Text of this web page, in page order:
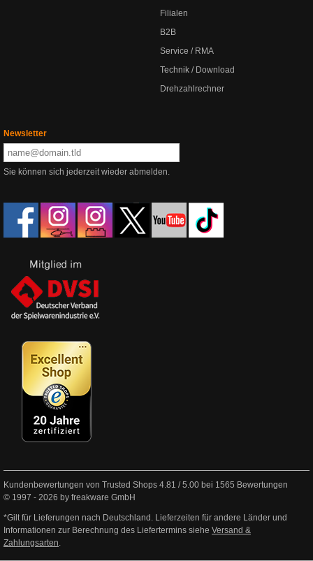
Filialen
B2B
Service / RMA
Technik / Download
Drehzahlrechner
Newsletter
Sie können sich jederzeit wieder abmelden.
Kundenbewertungen von Trusted Shops 4.81 /5.00 bei 1565 Bewertungen
© 1997 - 2026 by freakware GmbH
*Gilt für Lieferungen nach Deutschland. Lieferzeiten für andere Länder und
Informationen zur Berechnung des Liefertermins siehe Versand &
Zahlungsarten